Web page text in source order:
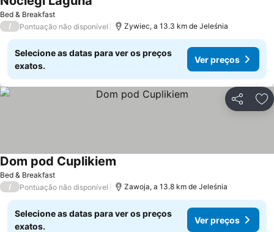
Bed & Breakfast
/ Pontuação não disponível Zywiec, a 13.3 km de Jeleśnia
Selecione as datas para ver os preços
exatos.
Ver preços
Partilhar
Bed & Breakfast
Dom pod Cuplikiem
/ Pontuação não disponível Zawoja, a 13.8 km de Jeleśnia
Selecione as datas para ver os preços
exatos.
Ver preços